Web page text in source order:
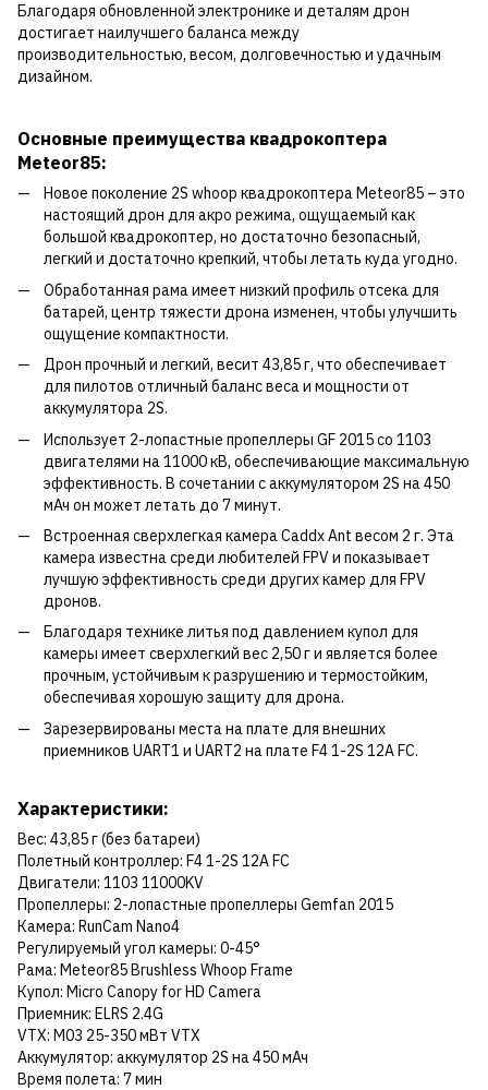
Благодаря обновленной электронике и деталям дрон
достигает наилучшего баланса между
производительностью, весом, долговечностью и удачным
дизайном.
Основные преимущества квадрокоптера
Meteor85:
Новое поколение 2S whoop квадрокоптера Meteor85 – это
настоящий дрон для акро режима, ощущаемый как
большой квадрокоптер, но достаточно безопасный,
легкий и достаточно крепкий, чтобы летать куда угодно.
Обработанная рама имеет низкий профиль отсека для
батарей, центр тяжести дрона изменен, чтобы улучшить
ощущение компактности.
Дрон прочный и легкий, весит 43,85 г, что обеспечивает
для пилотов отличный баланс веса и мощности от
аккумулятора 2S.
Использует 2-лопастные пропеллеры GF 2015 со 1103
двигателями на 11000 кВ, обеспечивающие максимальную
эффективность. В сочетании с аккумулятором 2S на 450
мАч он может летать до 7 минут.
Встроенная сверхлегкая камера Caddx Ant весом 2 г. Эта
камера известна среди любителей FPV и показывает
лучшую эффективность среди других камер для FPV
дронов.
Благодаря технике литья под давлением купол для
камеры имеет сверхлегкий вес 2,50 г и является более
прочным, устойчивым к разрушению и термостойким,
обеспечивая хорошую защиту для дрона.
Зарезервированы места на плате для внешних
приемников UART1 и UART2 на плате F4 1-2S 12A FC.
Характеристики:
Вес: 43,85 г (без батареи)
Полетный контроллер: F4 1-2S 12A FC
Двигатели: 1103 11000KV
Пропеллеры: 2-лопастные пропеллеры Gemfan 2015
Камера: RunCam Nano4
Регулируемый угол камеры: 0-45°
Рама: Meteor85 Brushless Whoop Frame
Купол: Micro Canopy for HD Camera
Приемник: ELRS 2.4G
VTX: M03 25-350 мВт VTX
Аккумулятор: аккумулятор 2S на 450 мАч
Время полета: 7 мин